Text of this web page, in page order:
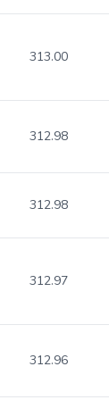
313.00
312.98
312.98
312.97
312.96